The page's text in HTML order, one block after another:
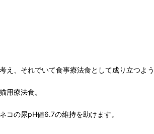
、それでいて食事療法食として成り立つよう
用療法食。
コの尿pH値6.7の維持を助けます。